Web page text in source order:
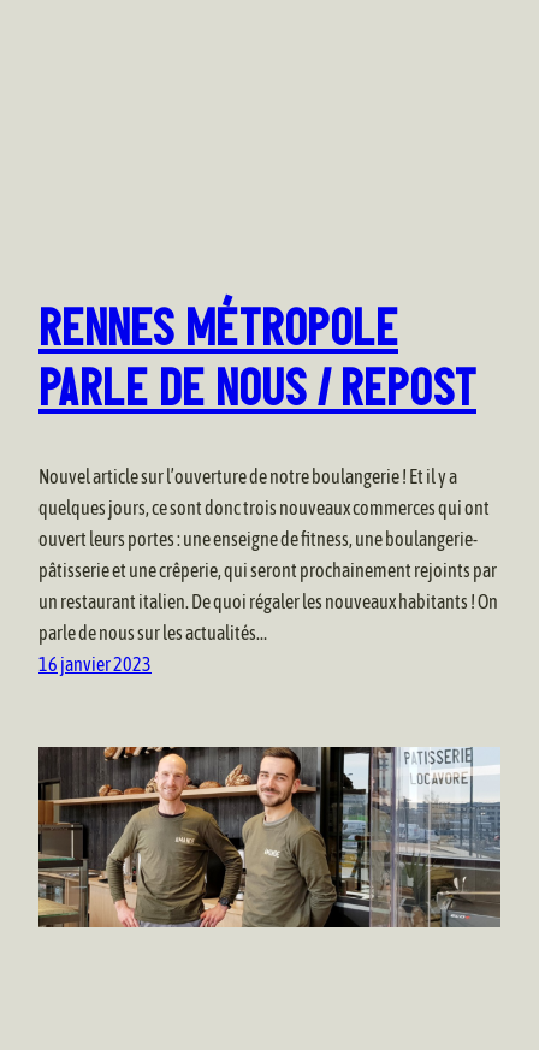
RENNES MÉTROPOLE
PARLE DE NOUS / REPOST
Nouvel article sur l’ouverture de notre boulangerie ! Et il y a
quelques jours, ce sont donc trois nouveaux commerces qui ont
ouvert leurs portes : une enseigne de fitness, une boulangerie-
pâtisserie et une crêperie, qui seront prochainement rejoints par
un restaurant italien. De quoi régaler les nouveaux habitants ! On
parle de nous sur les actualités…
16 janvier 2023